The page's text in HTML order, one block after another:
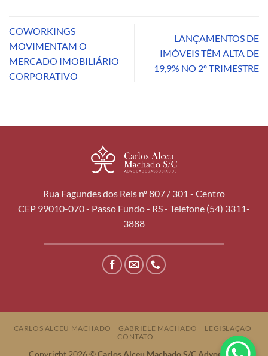
COWORKINGS
MOVIMENTAM O
MERCADO IMOBILIÁRIO
CORPORATIVO
LANÇAMENTOS DE
IMÓVEIS TÊM ALTA DE
19,9% NO 2º TRIMESTRE
Rua Fagundes dos Reis nº 807 / 301 - Centro
CEP 99010-070 - Passo Fundo - RS - Telefone (54) 3311-
3888
CARLOS ALCEU MACHADO GABRIELE MACHADO
LEGISLAÇÃO
CONTATO
Copyright 2026 ©Carlos Alceu Machado S/C Advogados